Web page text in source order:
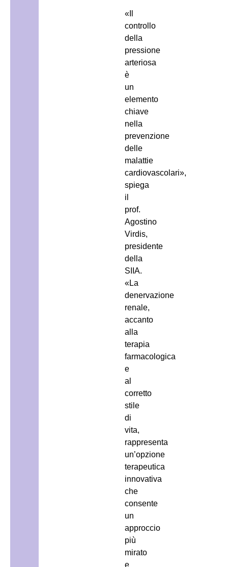
«Il
controllo
della
pressione
arteriosa
è
un
elemento
chiave
nella
prevenzione
delle
malattie
cardiovascolari»,
spiega
il
prof.
Agostino
Virdis,
presidente
della
SIIA.
«La
denervazione
renale,
accanto
alla
terapia
farmacologica
e
al
corretto
stile
di
vita,
rappresenta
un’opzione
terapeutica
innovativa
che
consente
un
approccio
più
mirato
e